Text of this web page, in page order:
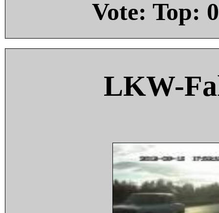
Vote: Top: 0
LKW-